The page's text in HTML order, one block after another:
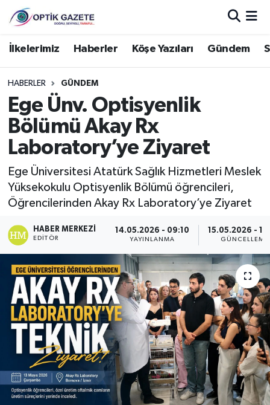
İlkelerimiz Haberler Köşe Yazıları Gündem
HABERLER GÜNDEM
Ege Ünv. Optisyenlik
Bölümü Akay Rx
Laboratory’ye Ziyaret
Ege Üniversitesi Atatürk Sağlık Hizmetleri Meslek
Yüksekokulu Optisyenlik Bölümü öğrencileri,
Öğrencilerinden Akay Rx Laboratory’ye Ziyaret
HABER MERKEZI
EDITÖR
14.05.2026 - 09:10
YAYINLANMA
15.05.2026 -
GÜNCELLEME
Nöbetçi Eczaneler
Hava Durumu
İstanbul Namaz Vakitleri
Trafik Durumu
Süper Lig Puan Durumu ve Fikstür
Tüm Manşetler
Son Dakika Haberleri